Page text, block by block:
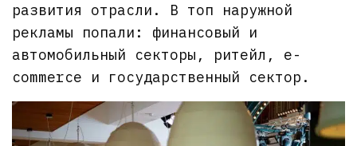
развития отрасли. В топ наружной
рекламы попали: финансовый и
автомобильный секторы, ритейл, e-
commerce и государственный сектор.